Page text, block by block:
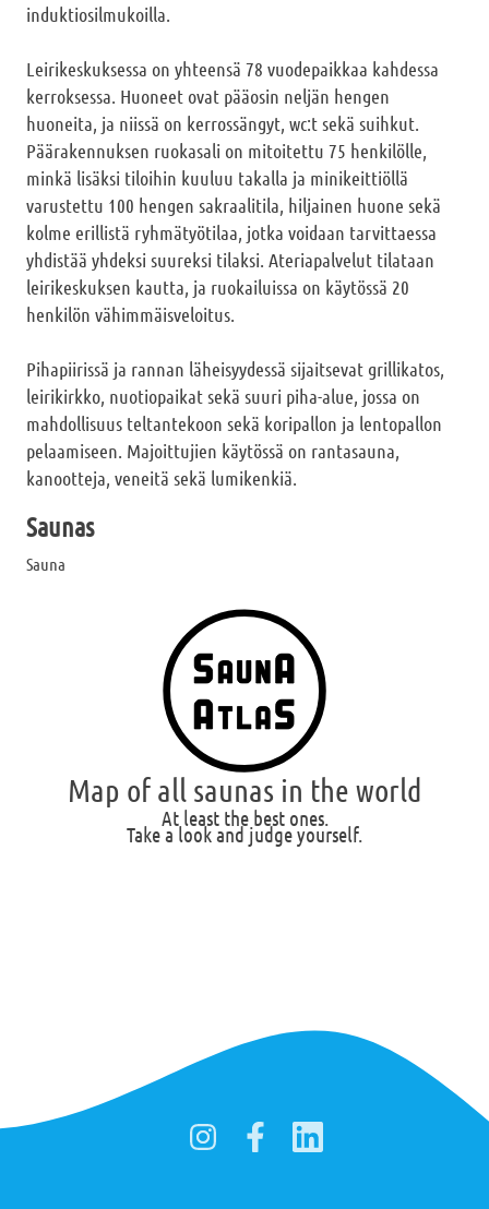
induktiosilmukoilla.
Leirikeskuksessa on yhteensä 78 vuodepaikkaa kahdessa
kerroksessa. Huoneet ovat pääosin neljän hengen
huoneita, ja niissä on kerrossängyt, wc:t sekä suihkut.
Päärakennuksen ruokasali on mitoitettu 75 henkilölle,
minkä lisäksi tiloihin kuuluu takalla ja minikeittiöllä
varustettu 100 hengen sakraalitila, hiljainen huone sekä
kolme erillistä ryhmätyötilaa, jotka voidaan tarvittaessa
yhdistää yhdeksi suureksi tilaksi. Ateriapalvelut tilataan
leirikeskuksen kautta, ja ruokailuissa on käytössä 20
henkilön vähimmäisveloitus.
Pihapiirissä ja rannan läheisyydessä sijaitsevat grillikatos,
leirikirkko, nuotiopaikat sekä suuri piha-alue, jossa on
mahdollisuus teltantekoon sekä koripallon ja lentopallon
pelaamiseen. Majoittujien käytössä on rantasauna,
kanootteja, veneitä sekä lumikenkiä.
Saunas
Sauna
Map of all saunas in the world
At least the best ones.
Take a look and judge yourself.